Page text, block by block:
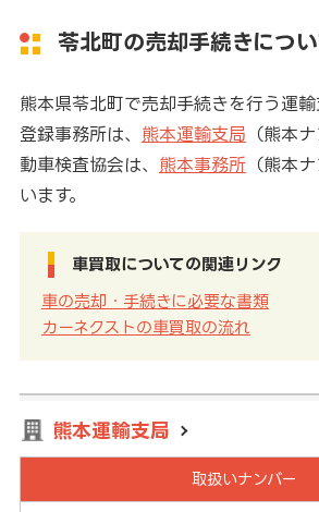
苓北町の売却手続きにつ
熊本県苓北町で売却手続きを行う運
登録事務所は、 熊本運輸支局 （熊本
動車検査協会は、 熊本事務所（熊本ナ
います。
車買取についての関連リンク
車の売却・手続きに必要な書類
カーネクストの車買取の流れ
熊本運輸支局
取扱いナンバー